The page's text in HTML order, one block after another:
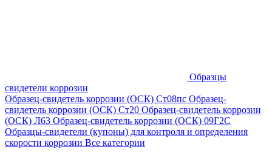
Образцы
свидетели коррозии
Образец-свидетель коррозии (ОСК) Ст08пс Образец-
свидетель коррозии (ОСК) Ст20 Образец-свидетель коррозии
(ОСК) Л63 Образец-свидетель коррозии (ОСК) 09Г2С
Образцы-свидетели (купоны) для контроля и определения
скорости коррозии Все категории